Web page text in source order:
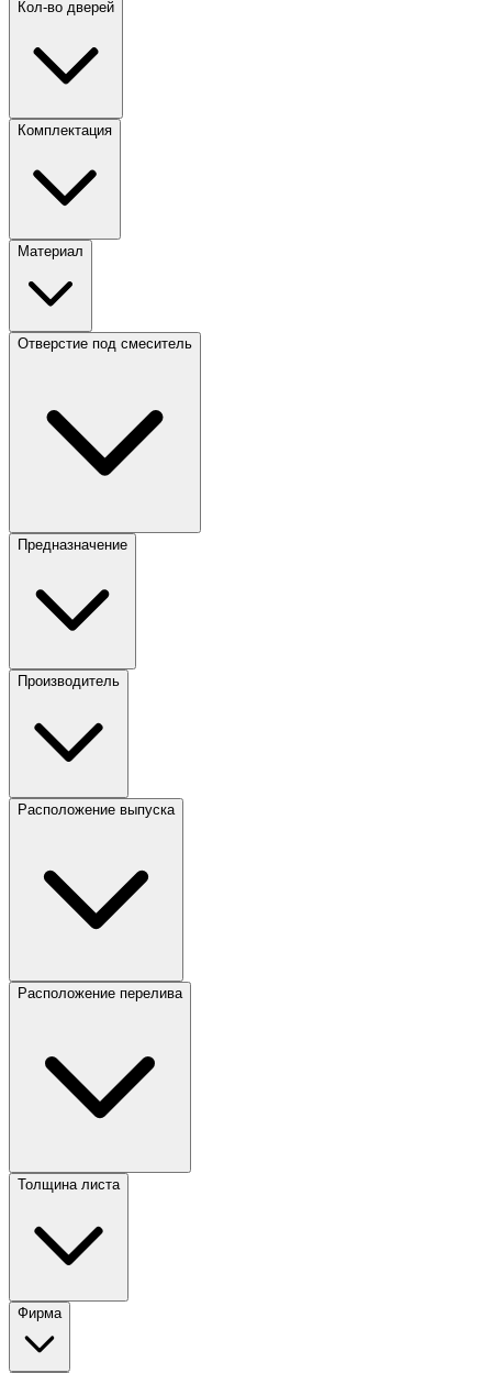
Кол-во дверей
Комплектация
Материал
Отверстие под смеситель
Предназначение
Производитель
Расположение выпуска
Расположение перелива
Толщина листа
Фирма